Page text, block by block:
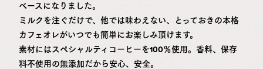
ベースになりました。
ミルクを注ぐだけで、他では味わえない、とっておきの本格
カフェオレがいつでも簡単にお楽しみ頂けます。
素材にはスペシャルティコーヒーを100％使用。香料、保存
料不使用の無添加だから安心、安全。